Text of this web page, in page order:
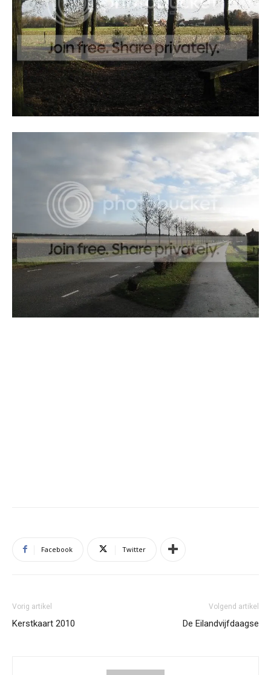
Facebook Twitter
Vorig artikel
Kerstkaart 2010
Volgend artikel
De Eilandvijfdaagse